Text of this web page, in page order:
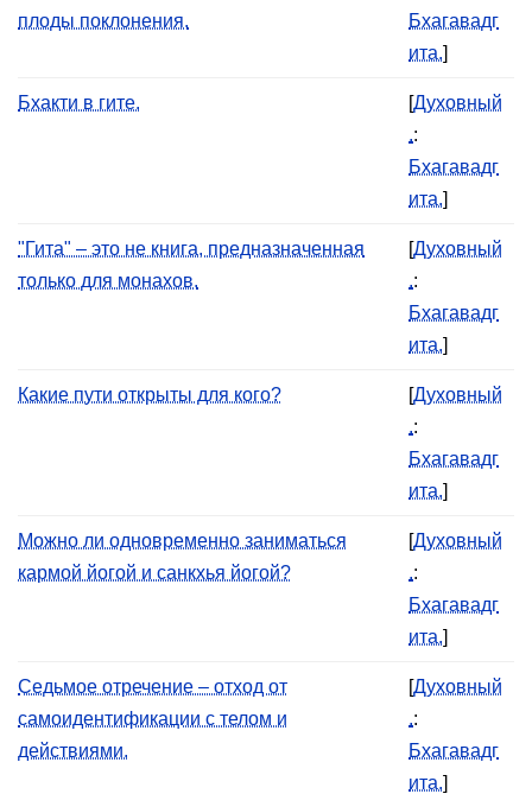
плоды поклонения.
Бхагавадг
ита.]
Бхакти в гите. [Духовный
.:
Бхагавадг
ита.]
"Гита" – это не книга, предназначенная
только для монахов.
[Духовный
.:
Бхагавадг
ита.]
Какие пути открыты для кого? [Духовный
.:
Бхагавадг
ита.]
Можно ли одновременно заниматься
кармой йогой и санкхья йогой?
[Духовный
.:
Бхагавадг
ита.]
Седьмое отречение – отход от
самоидентификации с телом и
действиями.
[Духовный
.:
Бхагавадг
ита.]